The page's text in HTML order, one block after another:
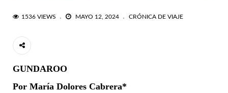
1536 VIEWS MAYO 12, 2024 CRÓNICA DE VIAJE
GUNDAROO
Por María Dolores Cabrera*